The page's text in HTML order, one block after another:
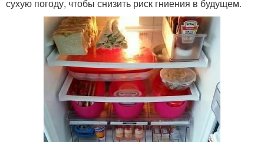
сухую погоду, чтобы снизить риск гниения в будущем.